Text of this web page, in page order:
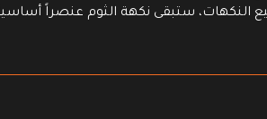
النكهات، ستبقى نكهة الثوم عنصراً